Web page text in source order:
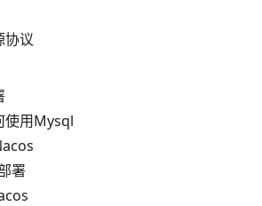
协议
使用Mysql
署